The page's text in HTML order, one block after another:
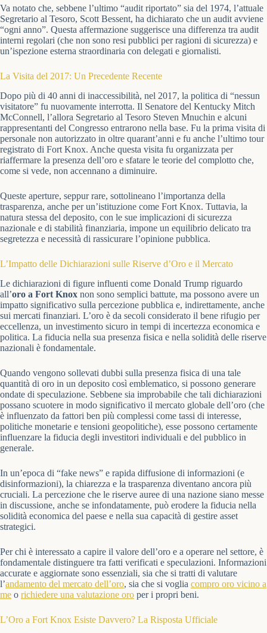
Va notato che, sebbene l’ultimo “audit riportato” sia del 1974, l’attuale
Segretario al Tesoro, Scott Bessent, ha dichiarato che un audit avviene
“ogni anno”. Questa affermazione suggerisce una differenza tra audit
interni regolari (che non sono resi pubblici per ragioni di sicurezza) e
un’ispezione esterna straordinaria con delegati e giornalisti.
La Visita del 2017: Un Precedente Recente
Dopo più di 40 anni di inaccessibilità, nel 2017, la politica di “nessun
visitatore” fu nuovamente interrotta. Il Senatore del Kentucky Mitch
McConnell, l’allora Segretario al Tesoro Steven Mnuchin e alcuni
rappresentanti del Congresso entrarono nella base. Fu la prima visita di
personale non autorizzato in oltre quarant’anni e fu anche l’ultimo tour
registrato di Fort Knox. Anche questa visita fu organizzata per
riaffermare la presenza dell’oro e sfatare le teorie del complotto che,
come si vede, non accennano a diminuire.
Queste aperture, seppur rare, sottolineano l’importanza della
trasparenza, anche per un’istituzione come Fort Knox. Tuttavia, la
natura stessa del deposito, con le sue implicazioni di sicurezza
nazionale e di stabilità finanziaria, impone un equilibrio delicato tra
segretezza e necessità di rassicurare l’opinione pubblica.
L’Impatto delle Dichiarazioni sulle Riserve d’Oro e il Mercato
Le dichiarazioni di figure influenti come Donald Trump riguardo
all’oro a Fort Knox non sono semplici battute, ma possono avere un
impatto significativo sulla percezione pubblica e, indirettamente, anche
sui mercati finanziari. L’oro è da secoli considerato il bene rifugio per
eccellenza, un investimento sicuro in tempi di incertezza economica e
politica. La fiducia nella sua presenza fisica e nella solidità delle riserve
nazionali è fondamentale.
Quando vengono sollevati dubbi sulla presenza fisica di una tale
quantità di oro in un deposito così emblematico, si possono generare
ondate di speculazione. Sebbene sia improbabile che tali dichiarazioni
possano scuotere in modo significativo il mercato globale dell’oro (che
è influenzato da fattori ben più complessi come tassi di interesse,
politiche monetarie e tensioni geopolitiche), esse possono certamente
influenzare la fiducia degli investitori individuali e del pubblico in
generale.
In un’epoca di “fake news” e rapida diffusione di informazioni (e
disinformazioni), la chiarezza e la trasparenza diventano ancora più
cruciali. La percezione che le riserve auree di una nazione siano messe
in discussione, anche se infondatamente, può erodere la fiducia nella
solidità economica del paese e nella sua capacità di gestire asset
strategici.
Per chi è interessato a capire il valore dell’oro e a operare nel settore, è
fondamentale distinguere tra fatti verificati e speculazioni. Informazioni
accurate e aggiornate sono essenziali, sia che si tratti di valutare
l’andamento del mercato dell’oro, sia che si voglia compro oro vicino a
me o richiedere una valutazione oro per i propri beni.
L’Oro a Fort Knox Esiste Davvero? La Risposta Ufficiale